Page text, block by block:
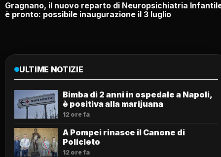
Gragnano, il nuovo reparto di Neuropsichiatria
è pronto: possibile inaugurazione il 3 luglio
ULTIME NOTIZIE
Bimba di 2 anni in ospedale a Napoli,
è positiva alla marijuana
12 ore fa
A Pompei rinasce il Canone di
Policleto
12 ore fa